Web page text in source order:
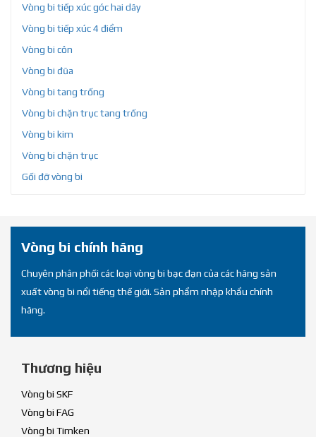
Vòng bi tiếp xúc góc hai dãy
Vòng bi tiếp xúc 4 điểm
Vòng bi côn
Vòng bi đũa
Vòng bi tang trống
Vòng bi chặn trục tang trống
Vòng bi kim
Vòng bi chặn trục
Gối đỡ vòng bi
Vòng bi chính hãng
Chuyên phân phối các loại vòng bi bạc đạn của các hãng sản
xuất vòng bi nổi tiếng thế giới. Sản phẩm nhập khẩu chính
hãng.
Thương hiệu
Vòng bi SKF
Vòng bi FAG
Vòng bi Timken